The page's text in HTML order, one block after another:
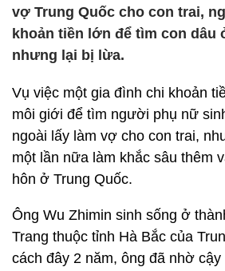
vợ Trung Quốc cho con trai,
khoản tiền lớn để tìm con dâu
nhưng lại bị lừa.
Vụ việc một gia đình chi khoản
môi giới để tìm người phụ nữ
ngoài lấy làm vợ cho con trai,
một lần nữa làm khắc sâu thêm
hôn ở Trung Quốc.
Ông Wu Zhimin sinh sống ở
Trang thuộc tỉnh Hà Bắc của
cách đây 2 năm, ông đã nhờ cậy